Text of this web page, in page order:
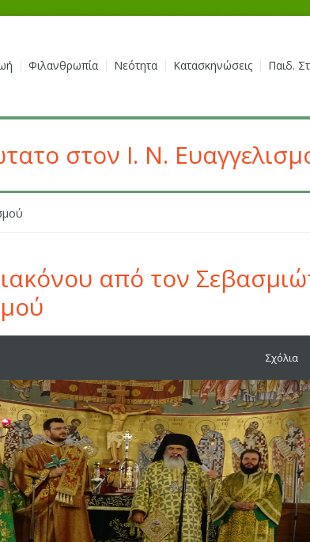
Φιλανθρωπία Νεότητα Κατασκηνώσεις Παιδ.
στον Ι. Ν.
από τον
Σχόλια